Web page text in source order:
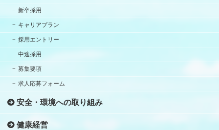
新卒採用
キャリアプラン
採用エントリー
中途採用
募集要項
求人応募フォーム
安全・環境への取り組み
健康経営